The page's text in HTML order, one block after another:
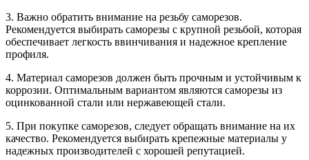
3. Важно обратить внимание на резьбу саморезов.
Рекомендуется выбирать саморезы с крупной резьбой, которая
обеспечивает легкость ввинчивания и надежное крепление
профиля.
4. Материал саморезов должен быть прочным и устойчивым к
коррозии. Оптимальным вариантом являются саморезы из
оцинкованной стали или нержавеющей стали.
5. При покупке саморезов, следует обращать внимание на их
качество. Рекомендуется выбирать крепежные материалы у
надежных производителей с хорошей репутацией.